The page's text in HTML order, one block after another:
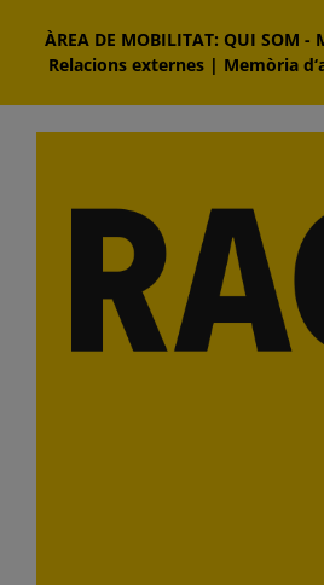
content
ÀREA DE MOBILITAT: QUI SOM -
Relacions externes| Memòria